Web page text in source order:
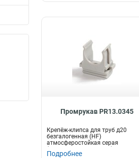
Промрукав PR13.0345
Крепёж-клипса для труб д20
безгалогенная (HF)
атмосферостойкая серая
(100шт/1500шт уп/кор) Пром...
Подробнее